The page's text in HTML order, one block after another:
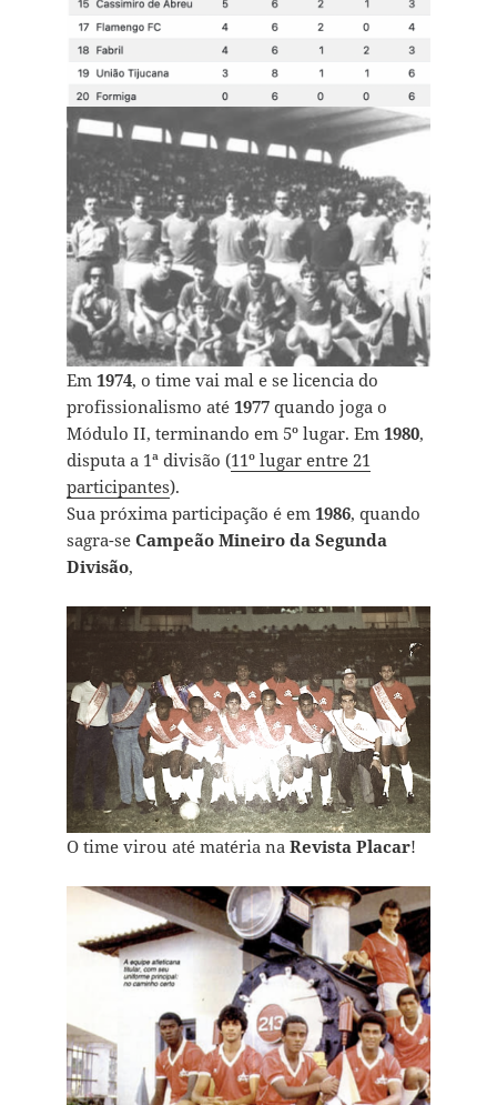
Em 1974, o time vai mal e se licencia do
profissionalismo até 1977quando joga o
Módulo II, terminando em 5º lugar. Em 1980,
disputa a 1ª divisão (11º lugar entre 21
participantes).
Sua próxima participação é em 1986, quando
sagra-se Campeão Mineiro da Segunda
Divisão,
O time virou até matéria na Revista Placar!